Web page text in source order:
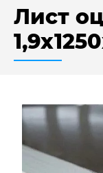
КАК МЫ
ДОСТАВКА И
НАШИ ОБЪЕКТЫ
Лист